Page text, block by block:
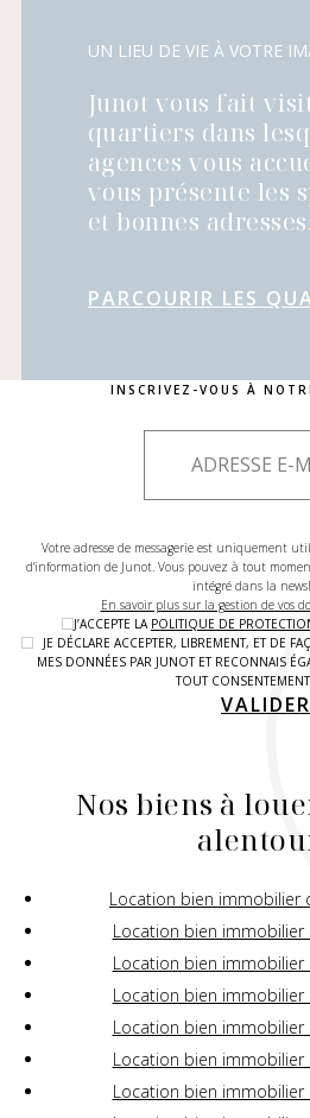
UN LIEU DE VIE À VOTRE
Junot vous fait
quartiers dans
agences vous
vous présente les
et bonnes adresses.
PARCOURIR LES
INSCRIVEZ-VOUS À
Votre adresse de messagerie est uniquement
d'information de Junot. Vous pouvez à tout
intégré dans la
En savoir plus sur la gestion de vos
J’ACCEPTE LA POLITIQUE DE
JE DÉCLARE ACCEPTER, LIBREMENT, ET DE
MES DONNÉES PAR JUNOT ET RECONNAIS
TOUT
VALIDER
Nos biens à
Location bien immobilier
Location bien immobilier
Location bien immobilier
Location bien immobilier
Location bien immobilier
Location bien immobilier
Location bien immobilier